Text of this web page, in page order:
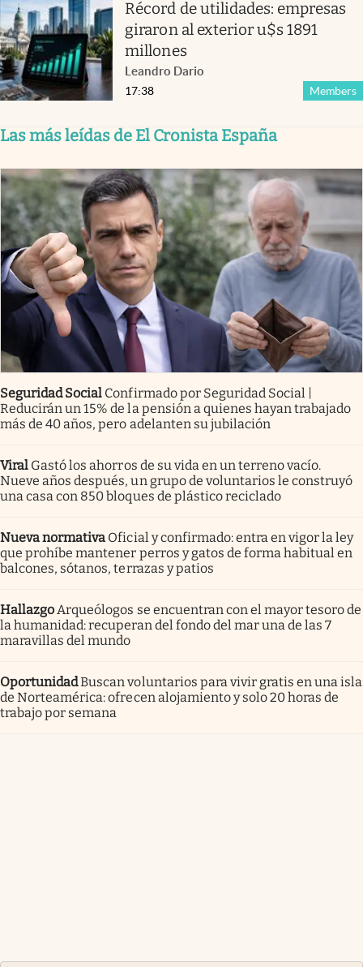
Récord de utilidades: empresas
giraron al exterior u$s 1891
millones
Leandro Dario
Members
17:38
Las más leídas de El Cronista España
Seguridad Social Confirmado por Seguridad Social |
Reducirán un 15% de la pensión a quienes hayan trabajado
más de 40 años, pero adelanten su jubilación
Viral Gastó los ahorros de su vida en un terreno vacío.
Nueve años después, un grupo de voluntarios le construyó
una casa con 850 bloques de plástico reciclado
Nueva normativa Oficial y confirmado: entra en vigor la ley
que prohíbe mantener perros y gatos de forma habitual en
balcones, sótanos, terrazas y patios
Hallazgo Arqueólogos se encuentran con el mayor tesoro de
la humanidad: recuperan del fondo del mar una de las 7
maravillas del mundo
OportunidadBuscan voluntarios para vivir gratis en una isla
de Norteamérica: ofrecen alojamiento y solo 20 horas de
trabajo por semana